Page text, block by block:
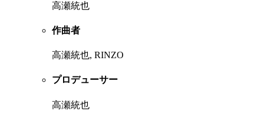
高瀬統也
作曲者
高瀬統也, RINZO
プロデューサー
高瀬統也